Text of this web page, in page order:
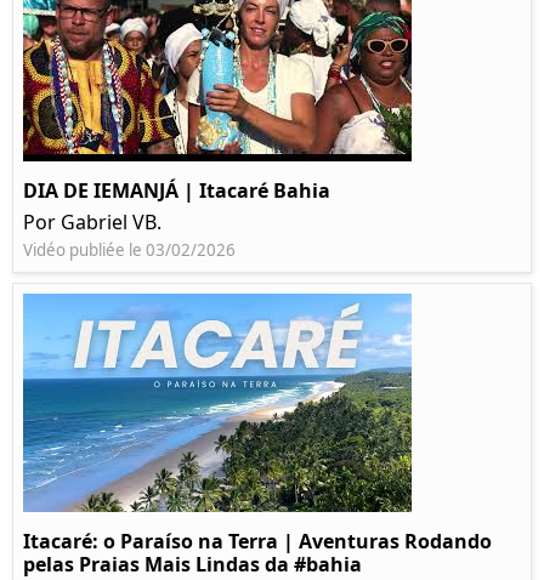
DIA DE IEMANJÁ | Itacaré Bahia
Por Gabriel VB.
Vidéo publiée le 03/02/2026
Itacaré: o Paraíso na Terra | Aventuras Rodando
pelas Praias Mais Lindas da #bahia